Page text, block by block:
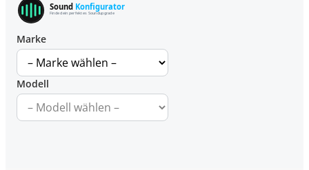
Sound Konfigurator
Finde dein perfektes Soundupgrade
Marke
Modell